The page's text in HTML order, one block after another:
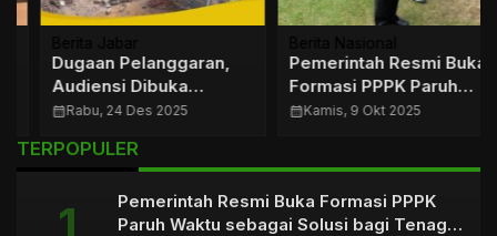
Dugaan Pelanggaran,
Audiensi Dibuka
Kejanggalan Justru
Rabu, 24 Des 2025
Pemerintah Resmi Buka
Formasi PPPK Paruh
Waktu sebagai Solusi
Kamis, 9 Okt 2025
TERPOPULER
Pemerintah Resmi Buka Formasi PPPK
Paruh Waktu sebagai Solusi bagi Tenaga